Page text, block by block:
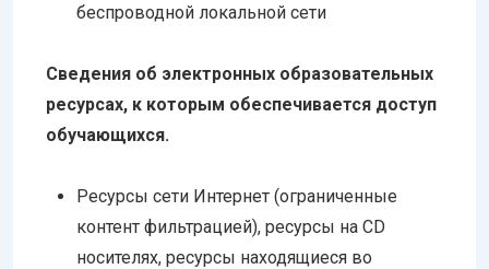
беспроводной локальной сети
Сведения об электронных образовательных
ресурсах, к которым обеспечивается доступ
обучающихся.
Ресурсы сети Интернет (ограниченные
контент фильтрацией), ресурсы на CD
носителях, ресурсы находящиеся во